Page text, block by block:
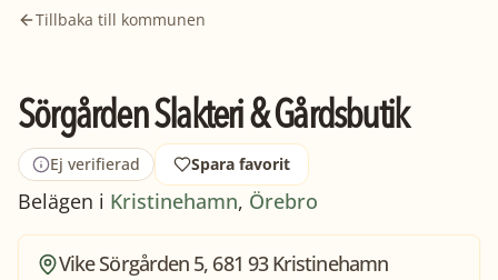
Tillbaka till kommunen
Sörgården Slakteri & Gårdsbutik
Ej verifierad Spara favorit
Belägen i Kristinehamn, Örebro
Vike Sörgården 5, 681 93 Kristinehamn